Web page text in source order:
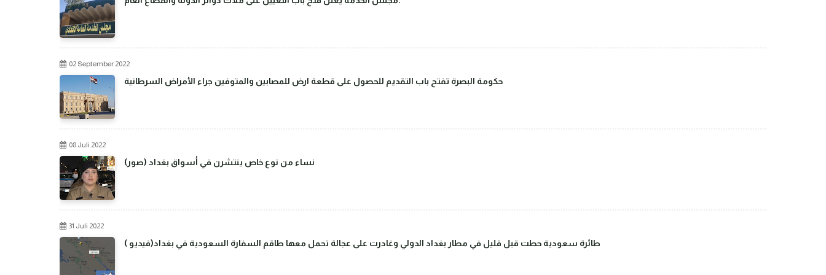
02 September 2022
حكومة البصرة تفتح باب التقديم للحصول على قطعة ارض للمصابين والمتوفين جراء الأمراض السرطانية
08 Juli 2022
(صور) نساء من نوع خاص ينتشرن في أسواق بغداد
31 Juli 2022
طائرة سعودية حطت قبل قليل في مطار بغداد الدولي وغادرت على عجالة تحمل معها طاقم السفارة السعودية في بغداد(فيديو )